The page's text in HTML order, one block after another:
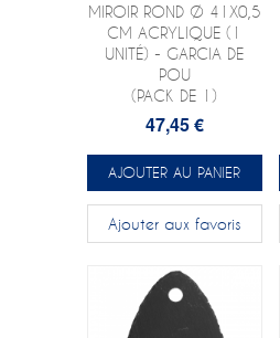
MIROIR ROND Ø 41X0,5
CM ACRYLIQUE (1
UNITÉ) - GARCIA DE
POU
(PACK DE 1)
47,45 €
AJOUTER AU PANIER
Ajouter aux favoris